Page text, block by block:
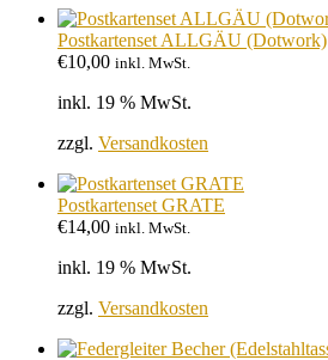
Postkartenset ALLGÄU (Dotwork)
€10,00 inkl. MwSt.
inkl. 19 % MwSt.
zzgl. Versandkosten
Postkartenset GRATE
€14,00 inkl. MwSt.
inkl. 19 % MwSt.
zzgl. Versandkosten